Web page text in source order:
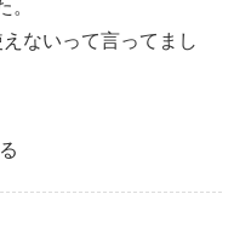
。
ないって言ってまし